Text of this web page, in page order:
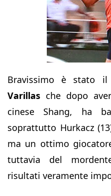
Bravissimo è stato il
Varillas che dopo
cinese Shang, ha
soprattutto Hurkacz
ma un ottimo
tuttavia del
risultati veramente